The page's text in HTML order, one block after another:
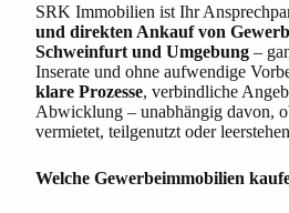
SRK Immobilien ist Ihr
und direkten Ankauf von
Schweinfurt und Umgebung –
Inserate und ohne aufwendige
klare Prozesse, verbindliche
Abwicklung – unabhängig davon,
vermietet, teilgenutzt oder
Welche Gewerbeimmobilien